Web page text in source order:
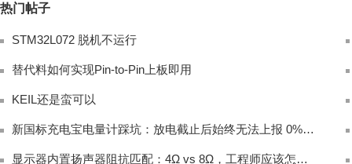
热门帖子
STM32L072 脱机不运行
替代料如何实现Pin-to-Pin上板即用
KEIL还是蛮可以
新国标充电宝电量计踩坑：放电截止后始终无法上报 0% 电量完整排查
显示器内置扬声器阻抗匹配：4Ω vs 8Ω，工程师应该怎么选？